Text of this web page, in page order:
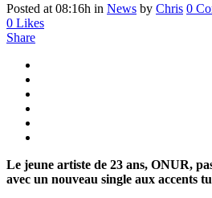
Posted at 08:16h in News by Chris 0
0 Likes
Share
Le jeune artiste de 23 ans, ONUR,
avec un nouveau single aux accents